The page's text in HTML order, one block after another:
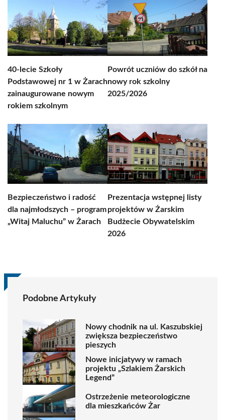
40-lecie Szkoły
Podstawowej nr 1 w Żarach
zainaugurowane nowym
rokiem szkolnym
Powrót uczniów do szkół na
nowy rok szkolny
2025/2026
Bezpieczeństwo i radość
dla najmłodszych – program
„Witaj Maluchu” w Żarach
Prezentacja wstępnej listy
projektów w Żarskim
Budżecie Obywatelskim
2026
Podobne Artykuły
Nowy chodnik na ul. Kaszubskiej
zwiększa bezpieczeństwo
pieszych
Nowe inicjatywy w ramach
projektu „Szlakiem Żarskich
Legend”
Ostrzeżenie meteorologiczne
dla mieszkańców Żar